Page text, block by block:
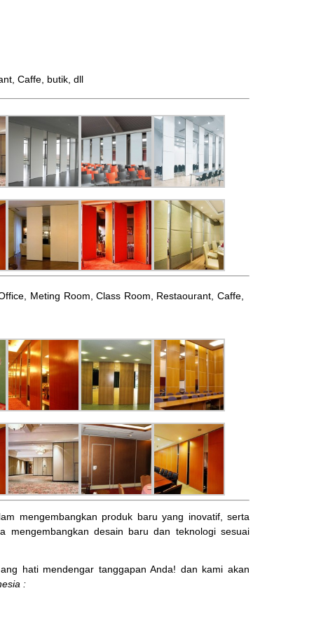
Caffe, butik, dll
Meting Room, Class Room, Restaourant, Caffe,
mengembangkan produk baru yang inovatif, serta
mengembangkan desain baru dan teknologi sesuai
hati mendengar tanggapan Anda! dan kami akan
: